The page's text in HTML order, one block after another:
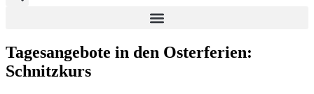
Tagesangebote in den Osterferien:
Schnitzkurs